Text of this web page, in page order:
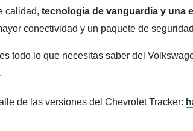
calidad, tecnología de vanguardia y una
conectividad y un paquete de
todo lo que necesitas saber del
de las versiones del Chevrolet Tracker: